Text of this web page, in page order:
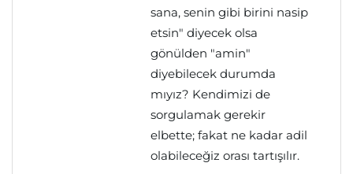
sana, senin gibi birini nasip
etsin" diyecek olsa
gönülden "amin"
diyebilecek durumda
mıyız? Kendimizi de
sorgulamak gerekir
elbette; fakat ne kadar adil
olabileceğiz orası tartışılır.